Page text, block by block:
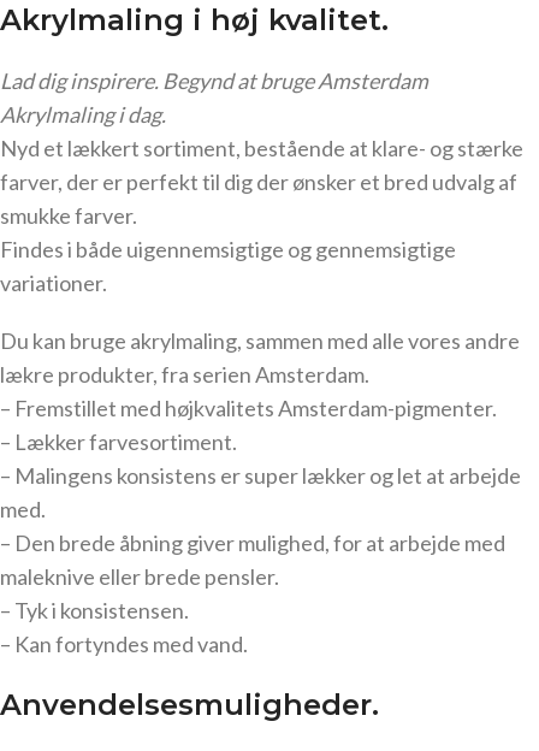
Akrylmaling i høj kvalitet.
Lad dig inspirere. Begynd at bruge Amsterdam
Akrylmaling i dag.
Nyd et lækkert sortiment, bestående at klare- og stærke
farver, der er perfekt til dig der ønsker et bred udvalg af
smukke farver.
Findes i både uigennemsigtige og gennemsigtige
variationer.
Du kan bruge akrylmaling, sammen med alle vores andre
lækre produkter, fra serien Amsterdam.
– Fremstillet med højkvalitets Amsterdam-pigmenter.
– Lækker farvesortiment.
– Malingens konsistens er super lækker og let at arbejde
med.
– Den brede åbning giver mulighed, for at arbejde med
maleknive eller brede pensler.
– Tyk i konsistensen.
– Kan fortyndes med vand.
Anvendelsesmuligheder.